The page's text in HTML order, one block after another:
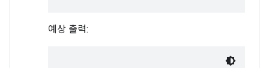
예상 출력: